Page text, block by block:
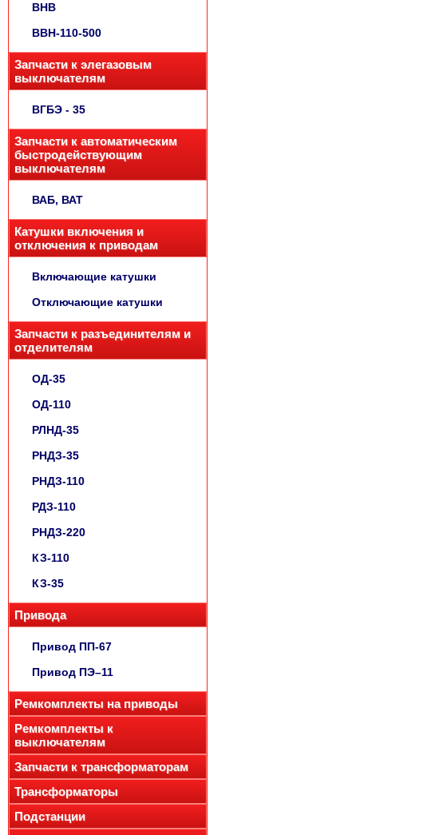
ВНВ
ВВН-110-500
Запчасти к элегазовым
выключателям
ВГБЭ - 35
Запчасти к автоматическим
быстродействующим
выключателям
ВАБ, ВАТ
Катушки включения и
отключения к приводам
Включающие катушки
Отключающие катушки
Запчасти к разъединителям и
отделителям
ОД-35
ОД-110
РЛНД-35
РНДЗ-35
РНДЗ-110
РДЗ-110
РНДЗ-220
КЗ-110
КЗ-35
Привода
Привод ПП-67
Привод ПЭ–11
Ремкомплекты на приводы
Ремкомплекты к
выключателям
Запчасти к трансформаторам
Трансформаторы
Подстанции